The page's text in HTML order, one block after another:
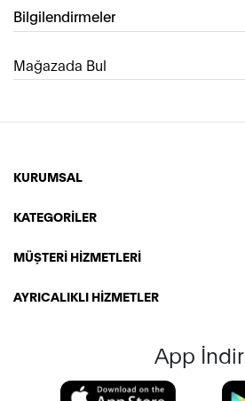
Bilgilendirmeler
Mağazada Bul
KURUMSAL
KATEGORİLER
MÜŞTERİ HİZMETLERİ
AYRICALIKLI HİZMETLER
App İndir